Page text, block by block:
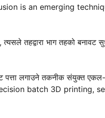
is an emerging
तहद्वारा भाग तहको बनावट
पत्ता लगाउने तकनीक संयुक्त
batch 3D printing,